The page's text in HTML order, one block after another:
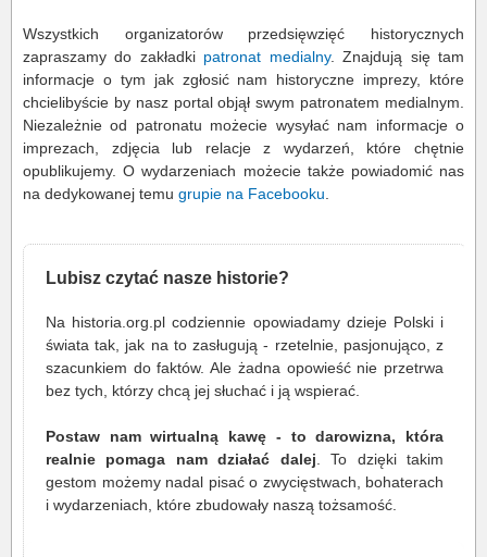
Wszystkich organizatorów przedsięwzięć historycznych
zapraszamy do zakładki patronat medialny. Znajdują się tam
informacje o tym jak zgłosić nam historyczne imprezy, które
chcielibyście by nasz portal objął swym patronatem medialnym.
Niezależnie od patronatu możecie wysyłać nam informacje o
imprezach, zdjęcia lub relacje z wydarzeń, które chętnie
opublikujemy. O wydarzeniach możecie także powiadomić nas
na dedykowanej temu grupie na Facebooku.
Lubisz czytać nasze historie?
Na historia.org.pl codziennie opowiadamy dzieje Polski i
świata tak, jak na to zasługują - rzetelnie, pasjonująco, z
szacunkiem do faktów. Ale żadna opowieść nie przetrwa
bez tych, którzy chcą jej słuchać i ją wspierać.
Postaw nam wirtualną kawę - to darowizna, która
realnie pomaga nam działać dalej. To dzięki takim
gestom możemy nadal pisać o zwycięstwach, bohaterach
i wydarzeniach, które zbudowały naszą tożsamość.